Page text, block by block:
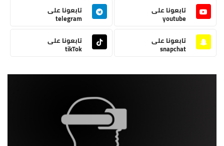
تابعونا على
youtube
تابعونا على
telegram
تابعونا على
snapchat
تابعونا على
tikTok